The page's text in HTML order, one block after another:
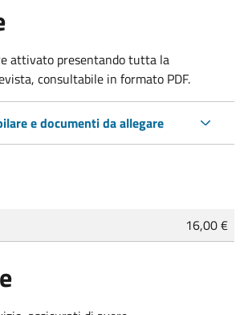
attivato presentando tutta la
consultabile in formato PDF.
e documenti da allegare
16,00 €